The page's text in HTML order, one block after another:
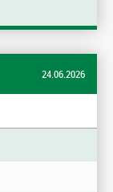
24.06.2026